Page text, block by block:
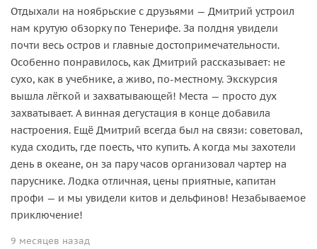
Отдыхали на ноябрьские с друзьями — Дмитрий устроил
нам крутую обзорку по Тенерифе. За полдня увидели
почти весь остров и главные достопримечательности.
Особенно понравилось, как Дмитрий рассказывает: не
сухо, как в учебнике, а живо, по‑местному. Экскурсия
вышла лёгкой и захватывающей! Места — просто дух
захватывает. А винная дегустация в конце добавила
настроения. Ещё Дмитрий всегда был на связи: советовал,
куда сходить, где поесть, что купить. А когда мы захотели
день в океане, он за пару часов организовал чартер на
паруснике. Лодка отличная, цены приятные, капитан
профи — и мы увидели китов и дельфинов! Незабываемое
приключение!
9 месяцев назад